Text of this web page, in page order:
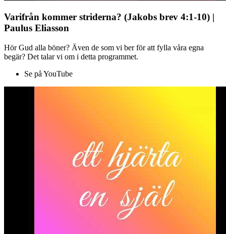
Varifrån kommer striderna? (Jakobs brev 4:1-10) |
Paulus Eliasson
Hör Gud alla böner? Även de som vi ber för att fylla våra egna
begär? Det talar vi om i detta programmet.
Se på YouTube